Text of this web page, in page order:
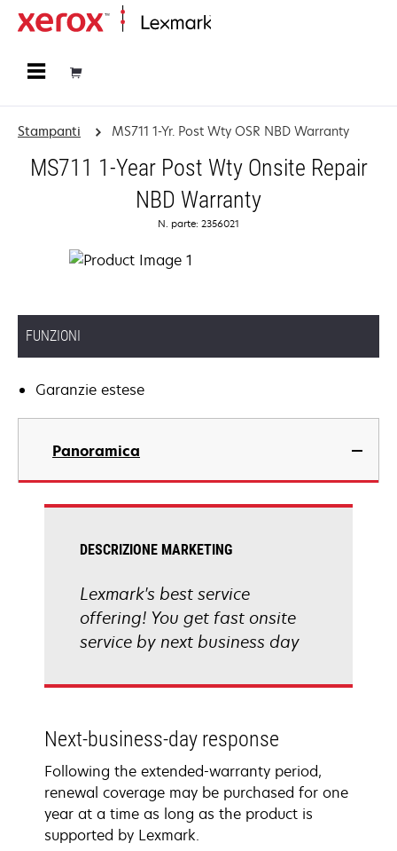
Stampanti MS711 1-Yr. Post Wty OSR NBD Warranty
MS711 1-Year Post Wty Onsite Repair
NBD Warranty
N. parte: 2356021
FUNZIONI
Garanzie estese
Panoramica
DESCRIZIONE MARKETING
Lexmark's best service
offering! You get fast onsite
service by next business day
Next-business-day response
Following the extended-warranty period,
renewal coverage may be purchased for one
year at a time as long as the product is
supported by Lexmark.